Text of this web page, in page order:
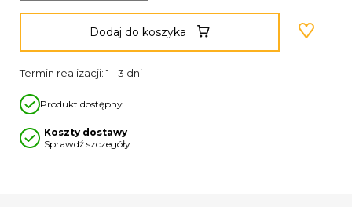
Dodaj do koszyka
Termin realizacji: 1 - 3 dni
Produkt dostępny
Koszty dostawy
Sprawdź szczegóły